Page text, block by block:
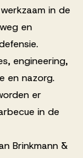
in de
en
engineering,
en nazorg.
er
in de
Brinkmann &